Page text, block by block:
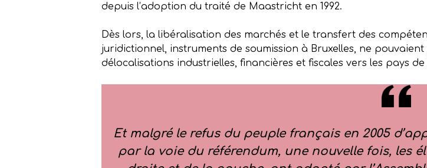
depuis l’adoption du traité de Maastricht en 1992.
Dès lors, la libéralisation des marchés et le transfert des
juridictionnel, instruments de soumission à Bruxelles, ne
délocalisations industrielles, financières et fiscales vers les pays de
Et malgré le refus du peuple français en 2005
par la voie du référendum, une nouvelle fois, les